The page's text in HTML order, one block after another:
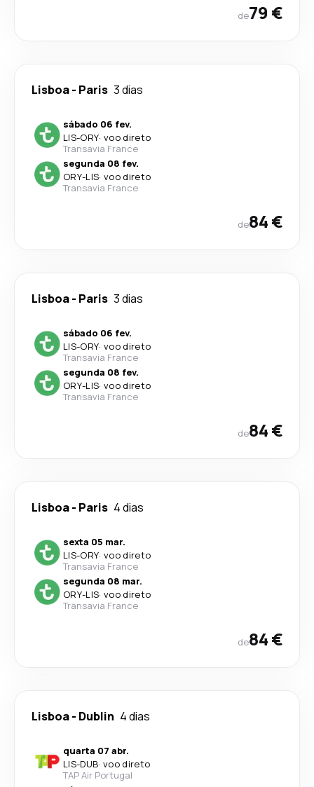
de79 €
Lisboa- Paris 3 dias
sábado 06 fev.
LIS-ORY· voo direto
Transavia France
segunda 08 fev.
ORY-LIS· voo direto
Transavia France
de84 €
Lisboa- Paris 3 dias
sábado 06 fev.
LIS-ORY· voo direto
Transavia France
segunda 08 fev.
ORY-LIS· voo direto
Transavia France
de84 €
Lisboa- Paris 4 dias
sexta 05 mar.
LIS-ORY· voo direto
Transavia France
segunda 08 mar.
ORY-LIS· voo direto
Transavia France
de84 €
Lisboa- Dublin 4 dias
quarta 07 abr.
LIS-DUB· voo direto
TAP Air Portugal